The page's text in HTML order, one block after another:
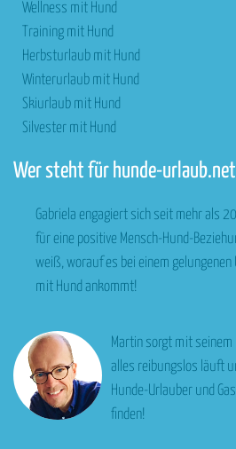
Wellness mit Hund
Training mit Hund
Herbsturlaub mit Hund
Winterurlaub mit Hund
Skiurlaub mit Hund
Silvester mit Hund
Wer steht für hunde-
Gabriela engagiert sich seit mehr als
für eine positive Mensch-Hund-
weiß, worauf es bei einem gelungenen
mit Hund ankommt!
Martin sorgt mit
alles reibungslos läuft
Hunde-Urlauber und
finden!